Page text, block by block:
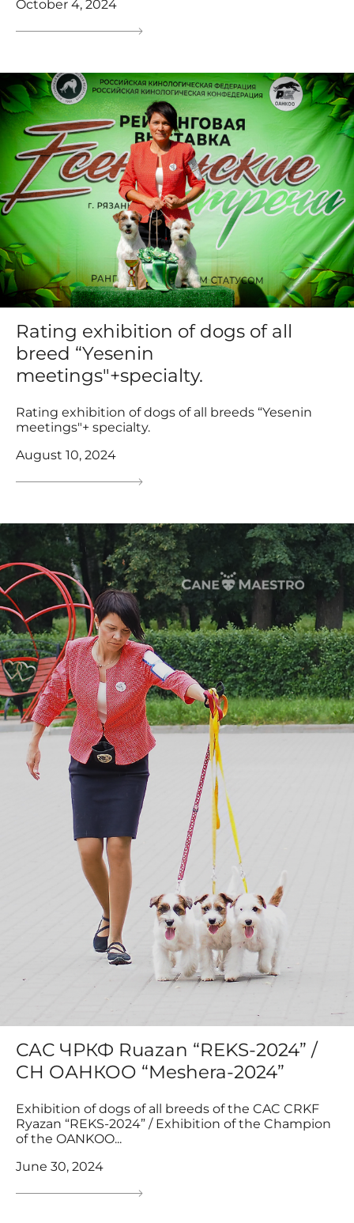
October 4, 2024
Rating exhibition of dogs of all
breed “Yesenin
meetings"+specialty.
Rating exhibition of dogs of all breeds “Yesenin
meetings"+ specialty.
August 10, 2024
САС ЧРКФ Ruazan “REKS-2024” /
CH ОАНКОО “Meshera-2024”
Exhibition of dogs of all breeds of the CAC CRKF
Ryazan “REKS-2024” / Exhibition of the Champion
of the OANKOO...
June 30, 2024